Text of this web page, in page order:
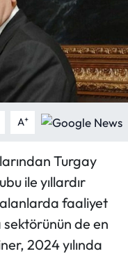
A+
Turgay
ile yıllardır
faaliyet
de en
2024 yılında